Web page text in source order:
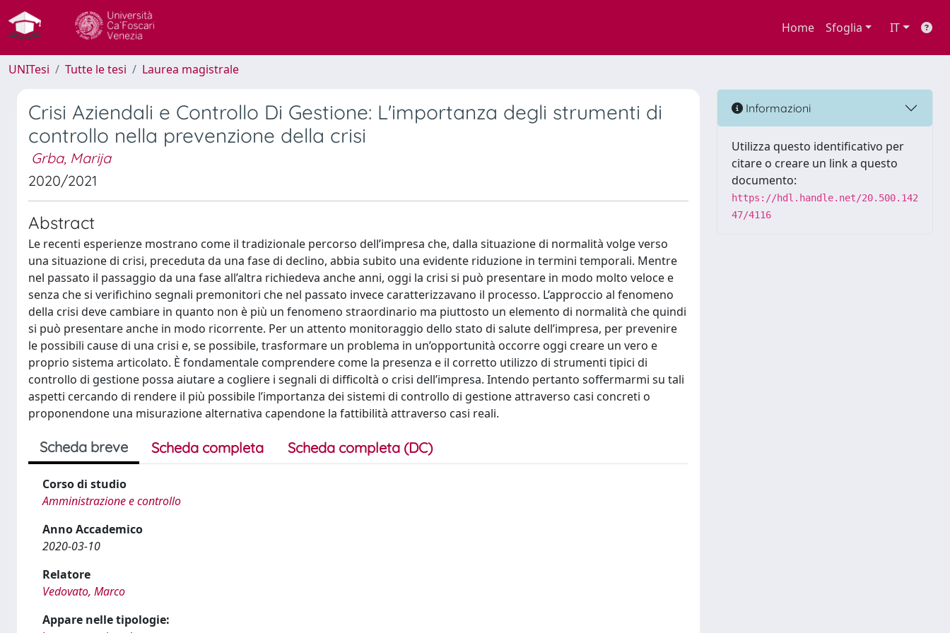
Home Sfoglia IT
UNITesi Tutte le tesi Laurea magistrale
Crisi Aziendali e Controllo Di Gestione: L'importanza degli strumenti di
controllo nella prevenzione della crisi
Grba, Marija
2020/2021
Abstract
Le recenti esperienze mostrano come il tradizionale percorso dell’impresa che, dalla situazione di normalità volge verso
una situazione di crisi, preceduta da una fase di declino, abbia subito una evidente riduzione in termini temporali. Mentre
nel passato il passaggio da una fase all’altra richiedeva anche anni, oggi la crisi si può presentare in modo molto veloce e
senza che si verifichino segnali premonitori che nel passato invece caratterizzavano il processo. L’approccio al fenomeno
della crisi deve cambiare in quanto non è più un fenomeno straordinario ma piuttosto un elemento di normalità che quindi
si può presentare anche in modo ricorrente. Per un attento monitoraggio dello stato di salute dell’impresa, per prevenire
le possibili cause di una crisi e, se possibile, trasformare un problema in un’opportunità occorre oggi creare un vero e
proprio sistema articolato. È fondamentale comprendere come la presenza e il corretto utilizzo di strumenti tipici di
controllo di gestione possa aiutare a cogliere i segnali di difficoltà o crisi dell’impresa. Intendo pertanto soffermarmi su tali
aspetti cercando di rendere il più possibile l’importanza dei sistemi di controllo di gestione attraverso casi concreti o
proponendone una misurazione alternativa capendone la fattibilità attraverso casi reali.
Scheda breve Scheda completa Scheda completa (DC)
Corso di studio
Amministrazione e controllo
Anno Accademico
2020-03-10
Relatore
Vedovato, Marco
Appare nelle tipologie:
Informazioni
Utilizza questo identificativo per
citare o creare un link a questo
documento:
https://hdl.handle.net/20.500.142
47/4116